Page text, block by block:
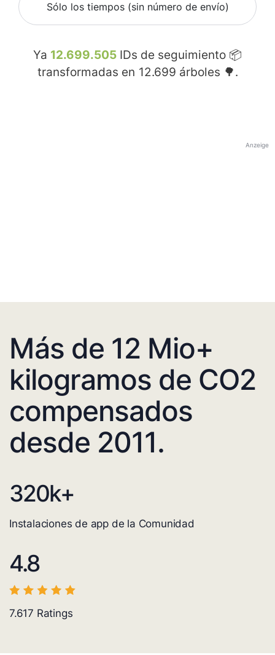
Sólo los tiempos (sin número de envío)
Ya 12.699.505 IDs de seguimiento 📦
transformadas en 12.699 árboles 🌳.
Anzeige
Más de 12 Mio+
kilogramos de CO2
compensados
desde 2011.
320k+
Instalaciones de app de la Comunidad
4.8
7.617 Ratings